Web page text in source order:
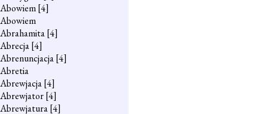
Abowiem[4]
Abowiem
Abrahamita[4]
Abrecja[4]
Abrenuncjacja[4]
Abretia
Abrewjacja[4]
Abrewjator[4]
Abrewjatura[4]